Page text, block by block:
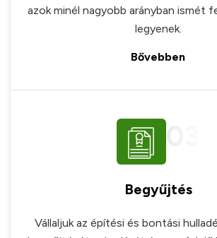
azok minél nagyobb arányban ismét
legyenek.
Bővebben
Begyűjtés
Vállaljuk az építési és bontási